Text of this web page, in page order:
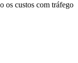
os custos com tráfego